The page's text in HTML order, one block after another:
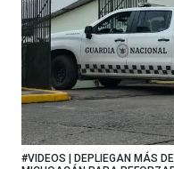
#VIDEOS | DEPLIEGAN MÁS